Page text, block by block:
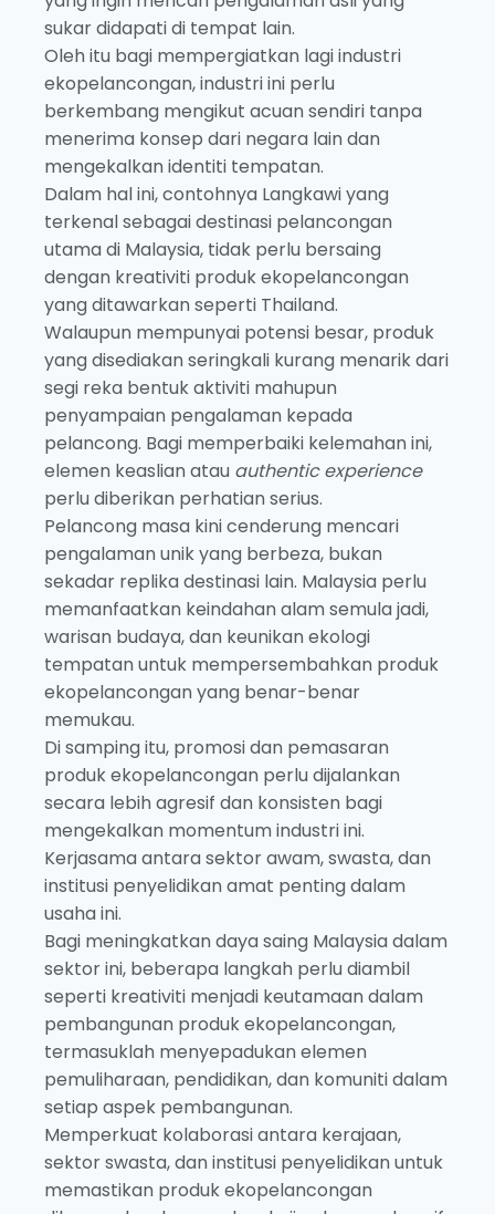
sukar didapati di tempat lain.
Oleh itu bagi mempergiatkan lagi industri
ekopelancongan, industri ini perlu
berkembang mengikut acuan sendiri tanpa
menerima konsep dari negara lain dan
mengekalkan identiti tempatan.
Dalam hal ini, contohnya Langkawi yang
terkenal sebagai destinasi pelancongan
utama di Malaysia, tidak perlu bersaing
dengan kreativiti produk ekopelancongan
yang ditawarkan seperti Thailand.
Walaupun mempunyai potensi besar, produk
yang disediakan seringkali kurang menarik dari
segi reka bentuk aktiviti mahupun
penyampaian pengalaman kepada
pelancong. Bagi memperbaiki kelemahan ini,
elemen keaslian atau authentic experience
perlu diberikan perhatian serius.
Pelancong masa kini cenderung mencari
pengalaman unik yang berbeza, bukan
sekadar replika destinasi lain. Malaysia perlu
memanfaatkan keindahan alam semula jadi,
warisan budaya, dan keunikan ekologi
tempatan untuk mempersembahkan produk
ekopelancongan yang benar-benar
memukau.
Di samping itu, promosi dan pemasaran
produk ekopelancongan perlu dijalankan
secara lebih agresif dan konsisten bagi
mengekalkan momentum industri ini.
Kerjasama antara sektor awam, swasta, dan
institusi penyelidikan amat penting dalam
usaha ini.
Bagi meningkatkan daya saing Malaysia dalam
sektor ini, beberapa langkah perlu diambil
seperti kreativiti menjadi keutamaan dalam
pembangunan produk ekopelancongan,
termasuklah menyepadukan elemen
pemuliharaan, pendidikan, dan komuniti dalam
setiap aspek pembangunan.
Memperkuat kolaborasi antara kerajaan,
sektor swasta, dan institusi penyelidikan untuk
memastikan produk ekopelancongan